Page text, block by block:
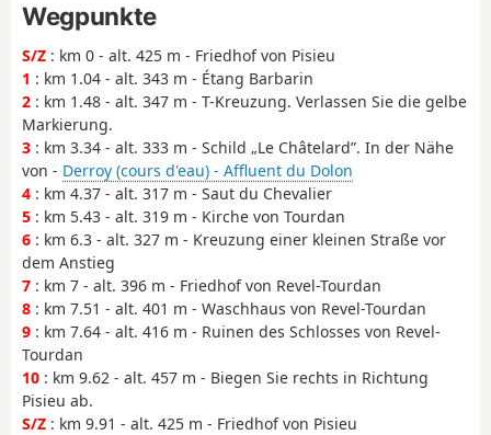
Wegpunkte
S/Z : km 0 - alt. 425 m - Friedhof von Pisieu
1 : km 1.04 - alt. 343 m - Étang Barbarin
2 : km 1.48 - alt. 347 m - T-Kreuzung. Verlassen Sie die gelbe
Markierung.
3 : km 3.34 - alt. 333 m - Schild „Le Châtelard”. In der Nähe
von - Derroy (cours d'eau) - Affluent du Dolon
4 : km 4.37 - alt. 317 m - Saut du Chevalier
5 : km 5.43 - alt. 319 m - Kirche von Tourdan
6 : km 6.3 - alt. 327 m - Kreuzung einer kleinen Straße vor
dem Anstieg
7 : km 7 - alt. 396 m - Friedhof von Revel-Tourdan
8 : km 7.51 - alt. 401 m - Waschhaus von Revel-Tourdan
9 : km 7.64 - alt. 416 m - Ruinen des Schlosses von Revel-
Tourdan
10 : km 9.62 - alt. 457 m - Biegen Sie rechts in Richtung
Pisieu ab.
S/Z : km 9.91 - alt. 425 m - Friedhof von Pisieu